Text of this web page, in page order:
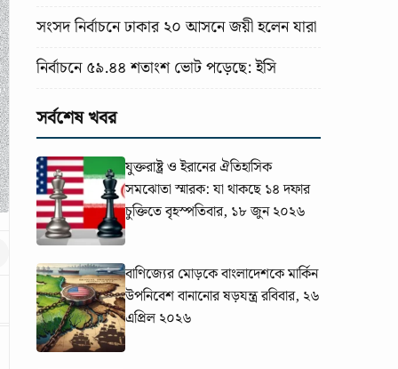
সংসদ নির্বাচনে ঢাকার ২০ আসনে জয়ী হলেন যারা
নির্বাচনে ৫৯.৪৪ শতাংশ ভোট পড়েছে: ইসি
সর্বশেষ খবর
যুক্তরাষ্ট্র ও ইরানের ঐতিহাসিক
সমঝোতা স্মারক: যা থাকছে ১৪ দফার
চুক্তিতেবৃহস্পতিবার, ১৮ জুন ২০২৬
বাণিজ্যের মোড়কে বাংলাদেশকে মার্কিন
উপনিবেশ বানানোর ষড়যন্ত্ররবিবার, ২৬
এপ্রিল ২০২৬